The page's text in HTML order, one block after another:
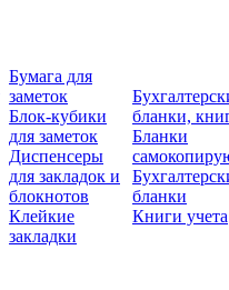
Бумага для
заметок
Блок-кубики
для заметок
Диспенсеры
для закладок и
блокнотов
Клейкие
закладки
бланки,
Бланки
бланки
Книги учета